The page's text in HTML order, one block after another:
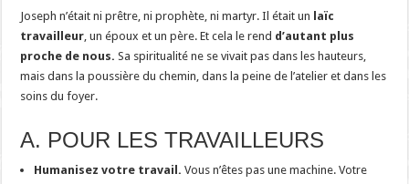
Joseph n’était ni prêtre, ni prophète, ni martyr. Il était un laïc
travailleur, un époux et un père. Et cela le rend d’autant plus
proche de nous. Sa spiritualité ne se vivait pas dans les hauteurs,
mais dans la poussière du chemin, dans la peine de l’atelier et dans les
soins du foyer.
A. POUR LES TRAVAILLEURS
Humanisez votre travail. Vous n’êtes pas une machine. Votre